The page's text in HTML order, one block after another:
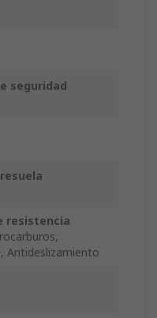
seguridad
resistencia
Antideslizamiento